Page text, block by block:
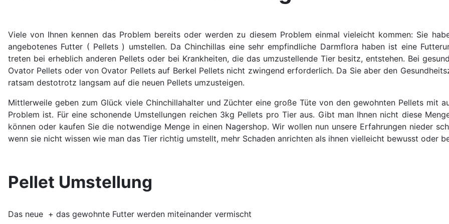
Viele von Ihnen kennen das Problem bereits oder werden zu diesem Problem einmal vieleicht kommen: Sie
angebotenes Futter ( Pellets ) umstellen. Da Chinchillas eine sehr empfindliche Darmflora haben ist eine
treten bei erheblich anderen Pellets oder bei Krankheiten, die das umzustellende Tier besitz, entstehen. Bei
Ovator Pellets oder von Ovator Pellets auf Berkel Pellets nicht zwingend erforderlich. Da Sie aber den
ratsam destotrotz langsam auf die neuen Pellets umzusteigen.
Mittlerweile geben zum Glück viele Chinchillahalter und Züchter eine große Tüte von den gewohnten Pellets mit
Problem ist. Für eine schonende Umstellungen reichen 3kg Pellets pro Tier aus. Gibt man Ihnen nicht diese
können oder kaufen Sie die notwendige Menge in einen Nagershop. Wir wollen nun unsere Erfahrungen nieder
wenn sie nicht wissen wie man das Tier richtig umstellt, mehr Schaden anrichten als ihnen vielleicht bewusst oder
Pellet Umstellung
Das neue + das gewohnte Futter werden miteinander vermischt